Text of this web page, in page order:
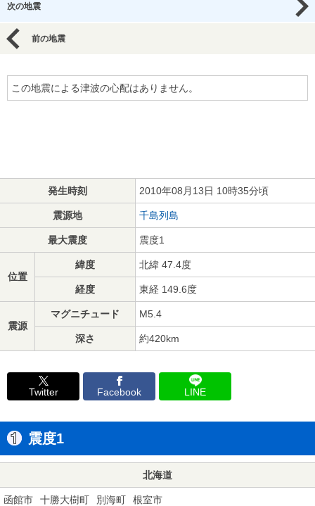
次の地震
前の地震
この地震による津波の心配はありません。
発生時刻 2010年08月13日 10時35分頃
震源地 千島列島
最大震度 震度1
位置
緯度 北緯 47.4度
経度 東経 149.6度
震源
マグニチュード M5.4
深さ 約420km
Twitter Facebook LINE
震度1
北海道
函館市 十勝大樹町 別海町 根室市